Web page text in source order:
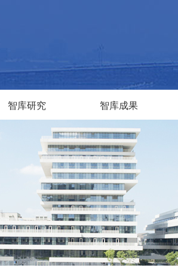
智库研究 智库成果